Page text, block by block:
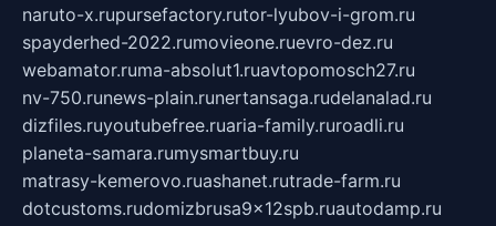
naruto-x.rupursefactory.rutor-lyubov-i-grom.ru
spayderhed-2022.rumovieone.ruevro-dez.ru
webamator.ruma-absolut1.ruavtopomosch27.ru
nv-750.runews-plain.runertansaga.rudelanalad.ru
dizfiles.ruyoutubefree.ruaria-family.ruroadli.ru
planeta-samara.rumysmartbuy.ru
matrasy-kemerovo.ruashanet.rutrade-farm.ru
dotcustoms.rudomizbrusa9x12spb.ruautodamp.ru